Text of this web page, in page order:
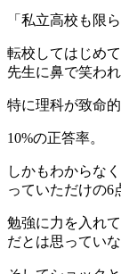
「私立高校も限
転校してはじめ
先生に鼻で笑わ
特に理科が致命
10%の正答率。
しかもわからな
っていただけの6
勉強に力を入れ
だとは思ってい